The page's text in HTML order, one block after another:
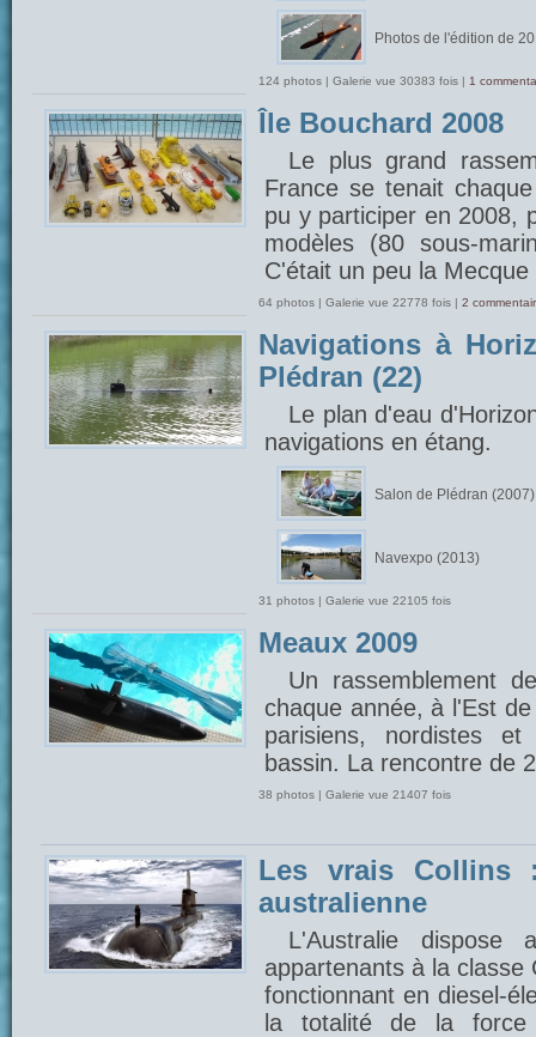
Photos de l'édition de
124 photos | Galerie vue 30383 fois | 1
Île Bouchard 2008
Le plus grand
France se tenait
pu y participer en 2008,
modèles (80 sous-
C'était un peu la
64 photos | Galerie vue 22778 fois | 2
Navigations à
Plédran (22)
Le plan d'eau
navigations en étang.
Salon de Plédran (2007)
Navexpo (2013)
31 photos | Galerie vue 22105 fois
Meaux 2009
Un rassemblement
chaque année, à l'Est
parisiens, nordistes
bassin. La rencontre de
38 photos | Galerie vue 21407 fois
Les vrais Collins
australienne
L'Australie dispose
appartenants à la classe
fonctionnant en diesel-
la totalité de la force